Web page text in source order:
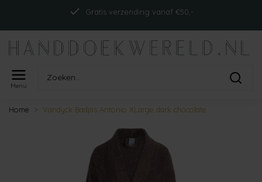
Gratis verzending vanaf €50,-
Menu
Home Vandyck Badjas Antonio XLarge dark chocolate